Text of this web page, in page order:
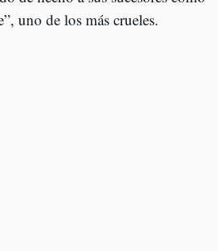
uno de los más crueles.